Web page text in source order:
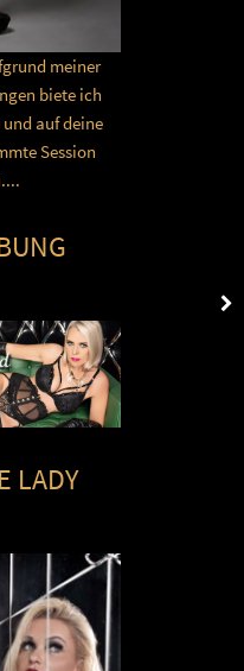
meiner
biete ich
auf deine
Session
LADY